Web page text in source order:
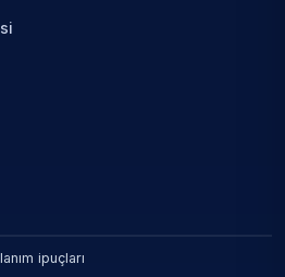
ipuçları